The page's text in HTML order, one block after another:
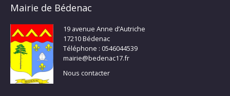
Mairie de Bédenac
19 avenue Anne d’Autriche
17210 Bédenac
Téléphone : 0546044539
mairie@bedenac17.fr
Nous contacter